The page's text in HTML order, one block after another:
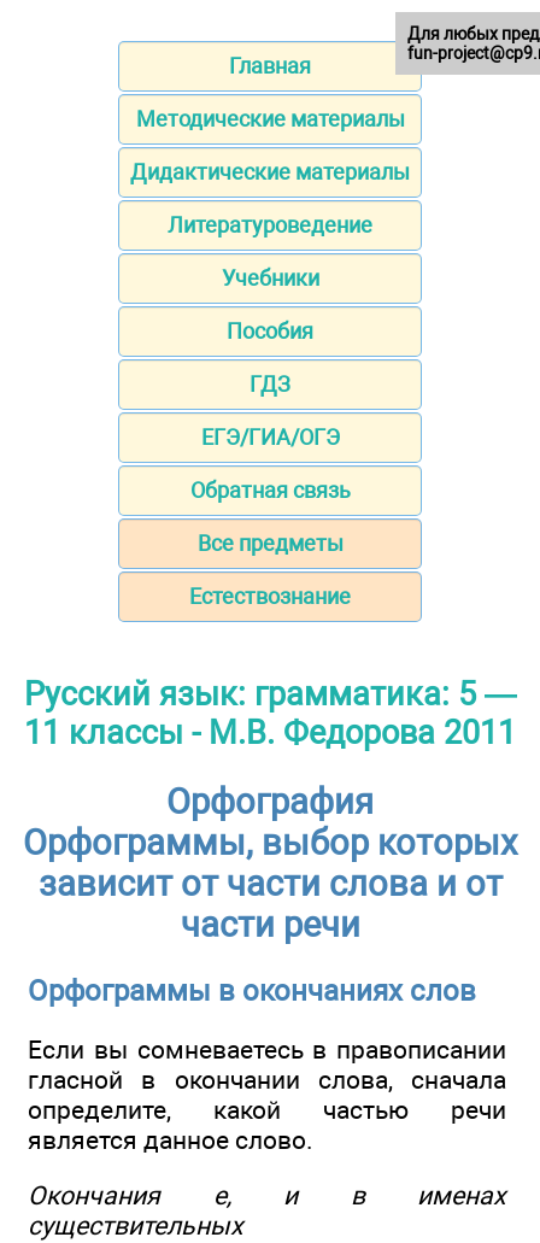
Главная
Методические материалы
Дидактические материалы
Литературоведение
Учебники
Пособия
ГДЗ
ЕГЭ/ГИА/ОГЭ
Обратная связь
Все предметы
Естествознание
Русский язык: грамматика: 5 —
11 классы - М.В. Федорова 2011
Орфография
Орфограммы, выбор которых
зависит от части слова и от
части речи
Орфограммы в окончаниях слов
Если вы сомневаетесь в правописании
гласной в окончании слова, сначала
определите, какой частью речи
является данное слово.
Окончания е, и в именах
существительных
Для любых
fun-